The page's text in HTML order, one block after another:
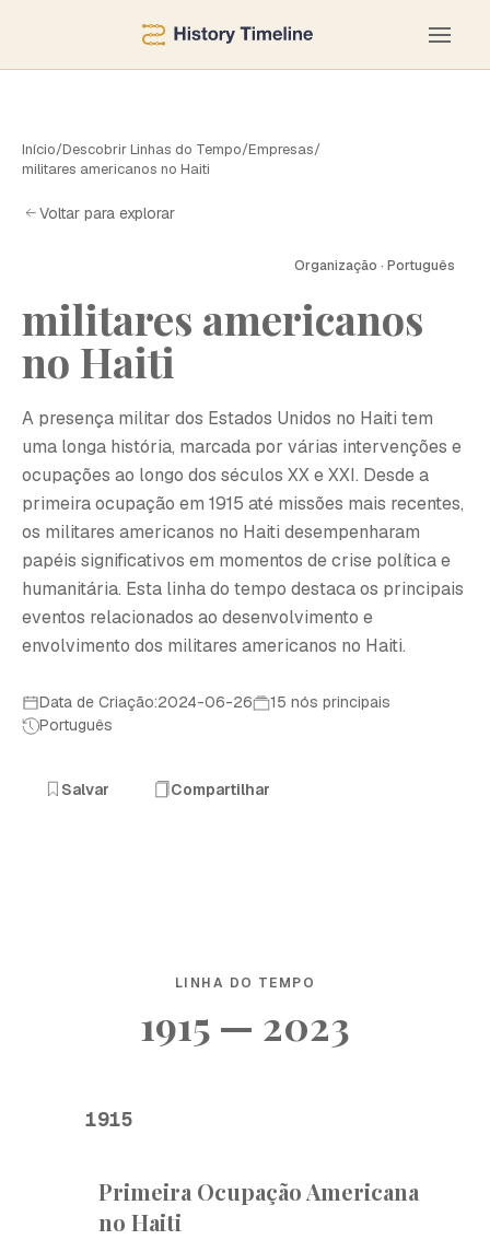
Início/Descobrir Linhas do Tempo/Empresas/
militares americanos no Haiti
Voltar para explorar
Organização · Português
militares americanos
no Haiti
A presença militar dos Estados Unidos no Haiti tem
uma longa história, marcada por várias intervenções e
ocupações ao longo dos séculos XX e XXI. Desde a
primeira ocupação em 1915 até missões mais recentes,
os militares americanos no Haiti desempenharam
papéis significativos em momentos de crise política e
humanitária. Esta linha do tempo destaca os principais
eventos relacionados ao desenvolvimento e
envolvimento dos militares americanos no Haiti.
Data de Criação:2024-06-26
15 nós principais
Português
Salvar Compartilhar
LINHA DO TEMPO
1915 — 2023
1915
Primeira Ocupação Americana
no Haiti